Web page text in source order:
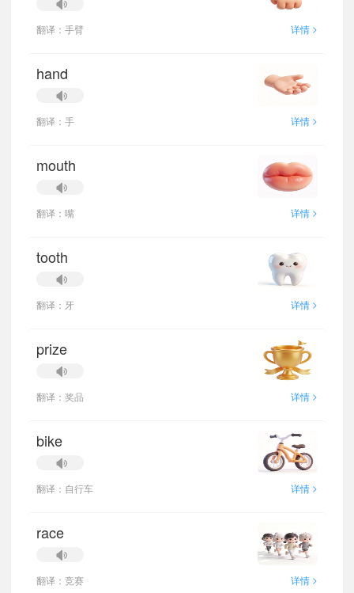
翻译：手臂 详情 >
hand
翻译：手 详情 >
mouth
翻译：嘴 详情 >
tooth
翻译：牙 详情 >
prize
翻译：奖品 详情 >
bike
翻译：自行车 详情 >
race
翻译：竞赛 详情 >